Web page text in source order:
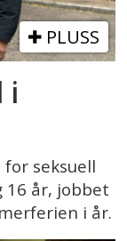
PLUSS
i
seksuell
16 år, jobbet
i år.